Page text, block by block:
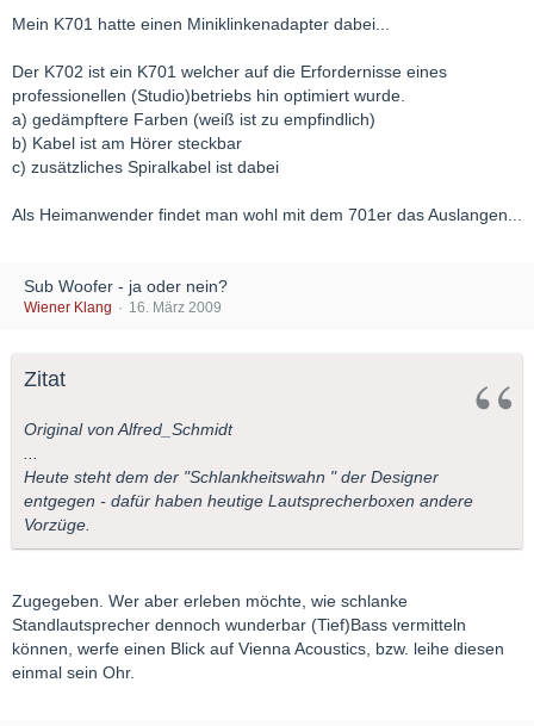
Mein K701 hatte einen Miniklinkenadapter dabei...
Der K702 ist ein K701 welcher auf die Erfordernisse eines
professionellen (Studio)betriebs hin optimiert wurde.
a) gedämpftere Farben (weiß ist zu empfindlich)
b) Kabel ist am Hörer steckbar
c) zusätzliches Spiralkabel ist dabei
Als Heimanwender findet man wohl mit dem 701er das Auslangen...
Sub Woofer - ja oder nein?
Wiener Klang 16. März 2009
Zitat
Original von Alfred_Schmidt
Heute steht dem der "Schlankheitswahn " der Designer
entgegen - dafür haben heutige Lautsprecherboxen andere
Vorzüge.
Zugegeben. Wer aber erleben möchte, wie schlanke
Standlautsprecher dennoch wunderbar (Tief)Bass vermitteln
können, werfe einen Blick auf Vienna Acoustics, bzw. leihe diesen
einmal sein Ohr.